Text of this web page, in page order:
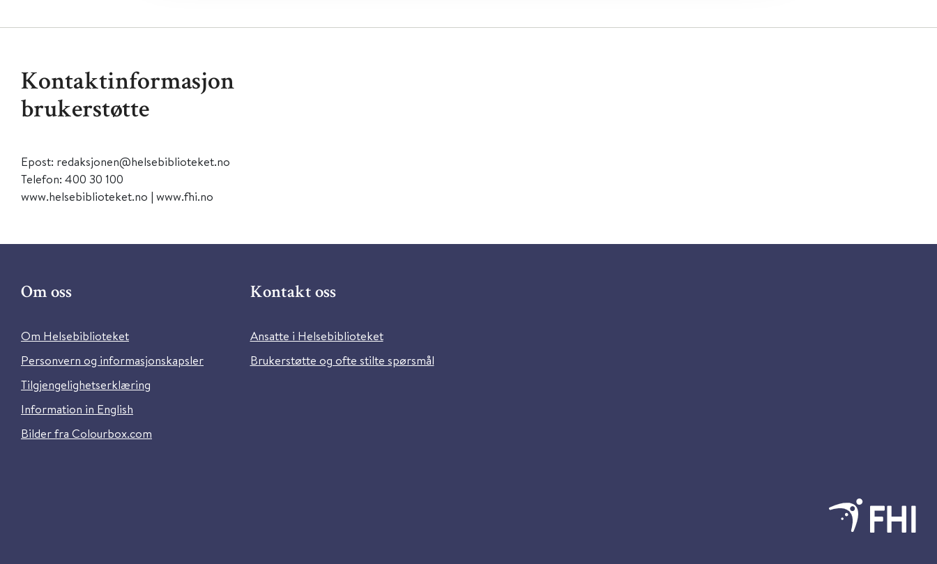
Kontaktinformasjon
brukerstøtte
Epost: redaksjonen@helsebiblioteket.no
Telefon: 400 30 100
www.helsebiblioteket.no | www.fhi.no
Om oss
Om Helsebiblioteket
Personvern og informasjonskapsler
Tilgjengelighetserklæring
Information in English
Bilder fra Colourbox.com
Kontakt oss
Ansatte i Helsebiblioteket
Brukerstøtte og ofte stilte spørsmål